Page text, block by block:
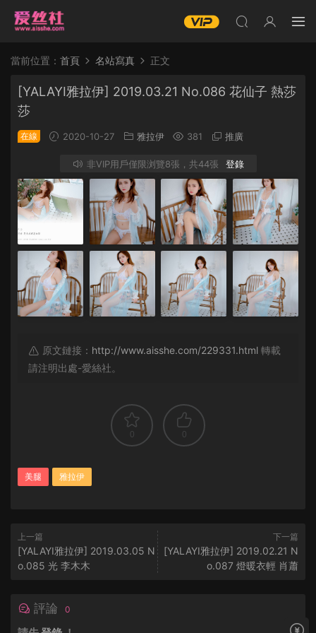
當前位置： 首頁 名站寫真 正文
[YALAYI雅拉伊] 2019.03.21 No.086 花仙子 熱莎
莎
在線 2020-10-27 雅拉伊 381 推廣
非VIP用戶僅限浏覽8張，共44張 登錄
原文鏈接： http://www.aisshe.com/229331.html 轉載
請注明出處-愛絲社。
0 0
美腿 雅拉伊
上一篇
[YALAYI雅拉伊] 2019.03.05 N
o.085 光 李木木
下一篇
[YALAYI雅拉伊] 2019.02.21 N
o.087 燈暖衣輕 肖蕭
評論 0